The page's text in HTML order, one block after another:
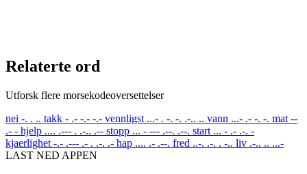
Relaterte ord
Utforsk flere morsekodeoversettelser
nei -. . .. takk - .- -.- -.- vennligst ...- . -. -. .-.. .. vann ...- .- -. -. mat --
.- - hjelp .... .--- . .-.. .-- stopp ... - --- .--. .--. start ... - .- .-. -
kjaerlighet -.- .--- .- . .-. .- hap .... .- .--. fred ..-. .-. . -.. liv .-.. .. ...-
LAST NED APPEN